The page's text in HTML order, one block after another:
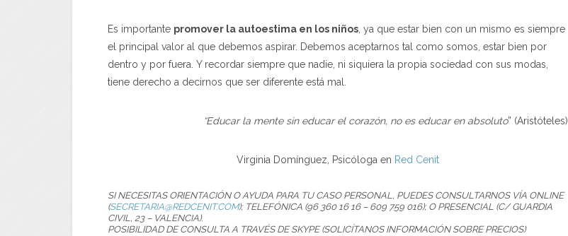
Es importante promover la autoestima en los niños , ya que estar bien con un mismo es siempre
el principal valor al que debemos aspirar. Debemos aceptarnos tal como somos, estar bien por
dentro y por fuera. Y recordar siempre que nadie, ni siquiera la propia sociedad con sus modas,
tiene derecho a decirnos que ser diferente está mal.
“Educar la mente sin educar el corazón, no es educar en absoluto” (Aristóteles)
Virginia Domínguez, Psicóloga en Red Cenit
SI NECESITAS ORIENTACIÓN O AYUDA PARA TU CASO PERSONAL, PUEDES CONSULTARNOS VÍA ONLINE
(SECRETARIA@REDCENIT.COM); TELEFÓNICA (96 360 16 16 – 609 759 016); O PRESENCIAL (C/ GUARDIA
CIVIL, 23 – VALENCIA).
POSIBILIDAD DE CONSULTA A TRAVÉS DE SKYPE (SOLICÍTANOS INFORMACIÓN SOBRE PRECIOS)